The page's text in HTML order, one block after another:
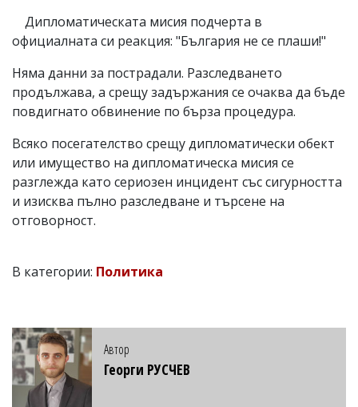
Дипломатическата мисия подчерта в
официалната си реакция: "България не се плаши!"
Няма данни за пострадали. Разследването
продължава, а срещу задържания се очаква да бъде
повдигнато обвинение по бърза процедура.
Всяко посегателство срещу дипломатически обект
или имущество на дипломатическа мисия се
разглежда като сериозен инцидент със сигурността
и изисква пълно разследване и търсене на
отговорност.
В категории: Политика
Автор
Георги РУСЧЕВ